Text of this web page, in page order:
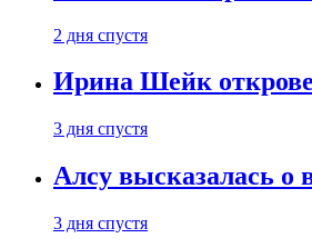
2 дня спустя
Ирина Шейк
3 дня спустя
Алсу высказалась о
3 дня спустя